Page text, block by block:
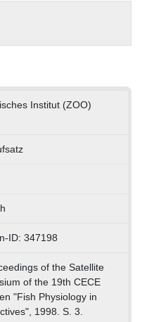
Institut (ZOO)
ID: 347198
of the Satellite
of the 19th CECE
"Fish Physiology in
1998. S. 3.